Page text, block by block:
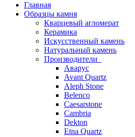
Главная
Образцы камня
Кварцевый агломерат
Керамика
Искусственный камень
Натуральный камень
Производители
Аварус
Avant Quartz
Aleph Stone
Belenco
Caesarstone
Cambria
Dekton
Etna Quartz